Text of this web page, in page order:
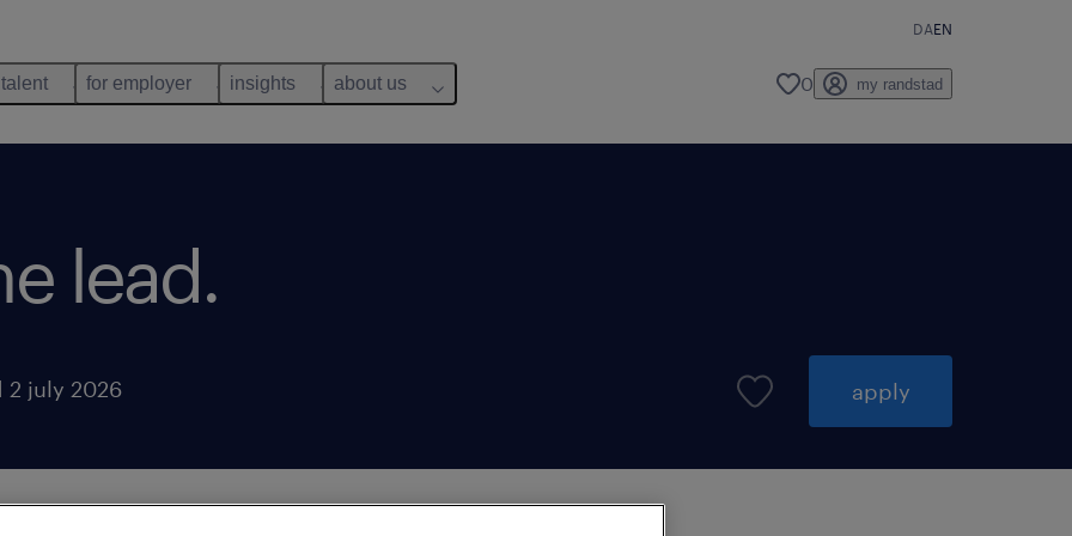
DAEN
for employer insights about us 0 my randstad
lead.
2 july 2026 apply